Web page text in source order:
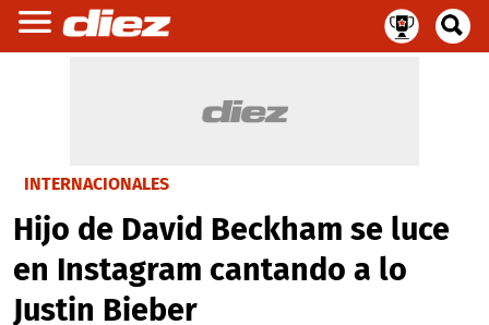
INTERNACIONALES
Hijo de David Beckham se luce
en Instagram cantando a lo
Justin Bieber